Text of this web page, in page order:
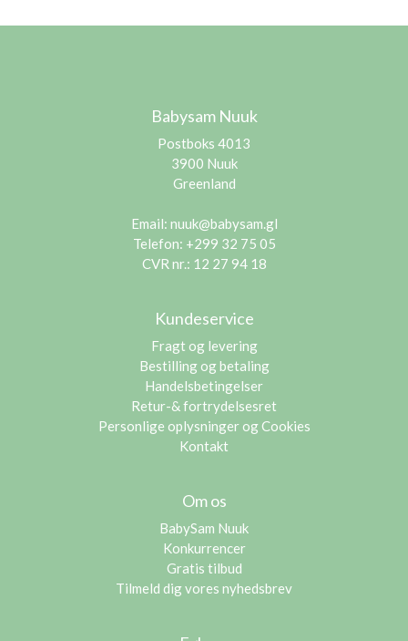
Babysam Nuuk
Postboks 4013
3900 Nuuk
Greenland
Email: nuuk@babysam.gl
Telefon: +299 32 75 05
CVR nr.: 12 27 94 18
Kundeservice
Fragt og levering
Bestilling og betaling
Handelsbetingelser
Retur-& fortrydelsesret
Personlige oplysninger og Cookies
Kontakt
Om os
BabySam Nuuk
Konkurrencer
Gratis tilbud
Tilmeld dig vores nyhedsbrev